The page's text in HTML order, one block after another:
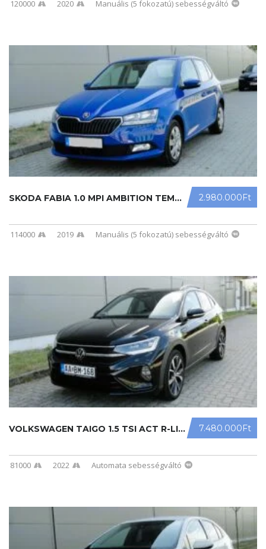
120000 2020 Manuális (5 fokozatú) sebességváltó
2.980.000Ft
SKODA FABIA 1.0 MPI AMBITION TEMPOM ...
114000 2019 Manuális (5 fokozatú) sebességváltó
7.480.000Ft
VOLKSWAGEN TAIGO 1.5 TSI ACT R-LINE ...
81000 2022 Automata sebességváltó